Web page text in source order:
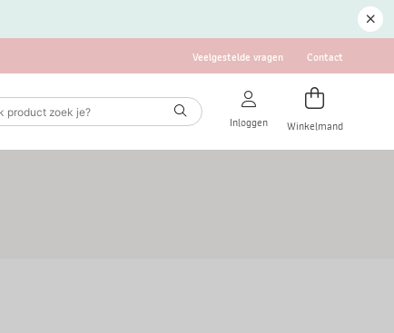
Veelgestelde vragen Contact
Inloggen Winkelmand